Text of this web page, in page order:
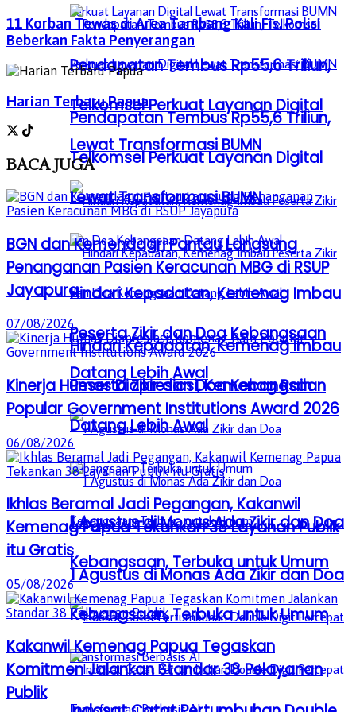
Pendapatan Tembus Rp55,6 Triliun,
Telkomsel Perkuat Layanan Digital
Lewat Transformasi BUMN
Hindari Kepadatan, Kemenag Imbau
Peserta Zikir dan Doa Kebangsaan
Datang Lebih Awal
1 Agustus di Monas Ada Zikir dan Doa
Kebangsaan, Terbuka untuk Umum
Pendapatan Tembus Rp55,6 Triliun,
Telkomsel Perkuat Layanan Digital
Lewat Transformasi BUMN
Hindari Kepadatan, Kemenag Imbau
Peserta Zikir dan Doa Kebangsaan
Datang Lebih Awal
1 Agustus di Monas Ada Zikir dan Doa
Kebangsaan, Terbuka untuk Umum
11 Korban Tewas di Area Tambang Kali Fis, Polisi
Beberkan Fakta Penyerangan
Harian Terbaru Papua
BACAJUGA
BGN dan Kemendagri Pantau Langsung
Penanganan Pasien Keracunan MBG di RSUP
Jayapura
07/08/2026
Kinerja Humas Diapresiasi, Kemenag Raih
Popular Government Institutions Award 2026
06/08/2026
Ikhlas Beramal Jadi Pegangan, Kakanwil
Kemenag Papua Tekankan 38 Layanan Publik
itu Gratis
05/08/2026
Kakanwil Kemenag Papua Tegaskan
Komitmen Jalankan Standar 38 Pelayanan
Publik